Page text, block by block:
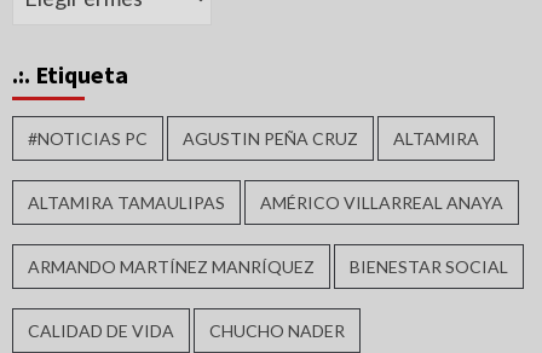
.:. Etiqueta
#NOTICIAS PC AGUSTIN PEÑA CRUZ ALTAMIRA
ALTAMIRA TAMAULIPAS AMÉRICO VILLARREAL ANAYA
ARMANDO MARTÍNEZ MANRÍQUEZ BIENESTAR SOCIAL
CALIDAD DE VIDA CHUCHO NADER